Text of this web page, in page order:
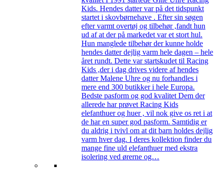
Kids. Hendes datter var på det tidspunkt
startet i skovbørnehave . Efter sin søgen
efter varmt overtøj og tilbehør ,fandt hun
ud af at der på markedet var et stort hul.
Hun manglede tilbehør der kunne holde
hendes datter dejlig varm hele dagen – hele
året rundt. Dette var startskudet til Racing
Kids ,der i dag drives videre af hendes
datter Malene Uhre og nu forhandles i
mere end 300 butikker i hele Europa.
Bedste pasform og god kvalitet Dem der
allerede har prøvet Racing Kids
elefanthuer og huer , vil nok give os ret i at
de har en super god pasform. Samtidig er
du aldrig i tvivl om at dit barn holdes dejlig
varm hver dag. I deres kollektion finder du
mange fine uld elefanthuer med ekstra
isolering ved ørerne og…